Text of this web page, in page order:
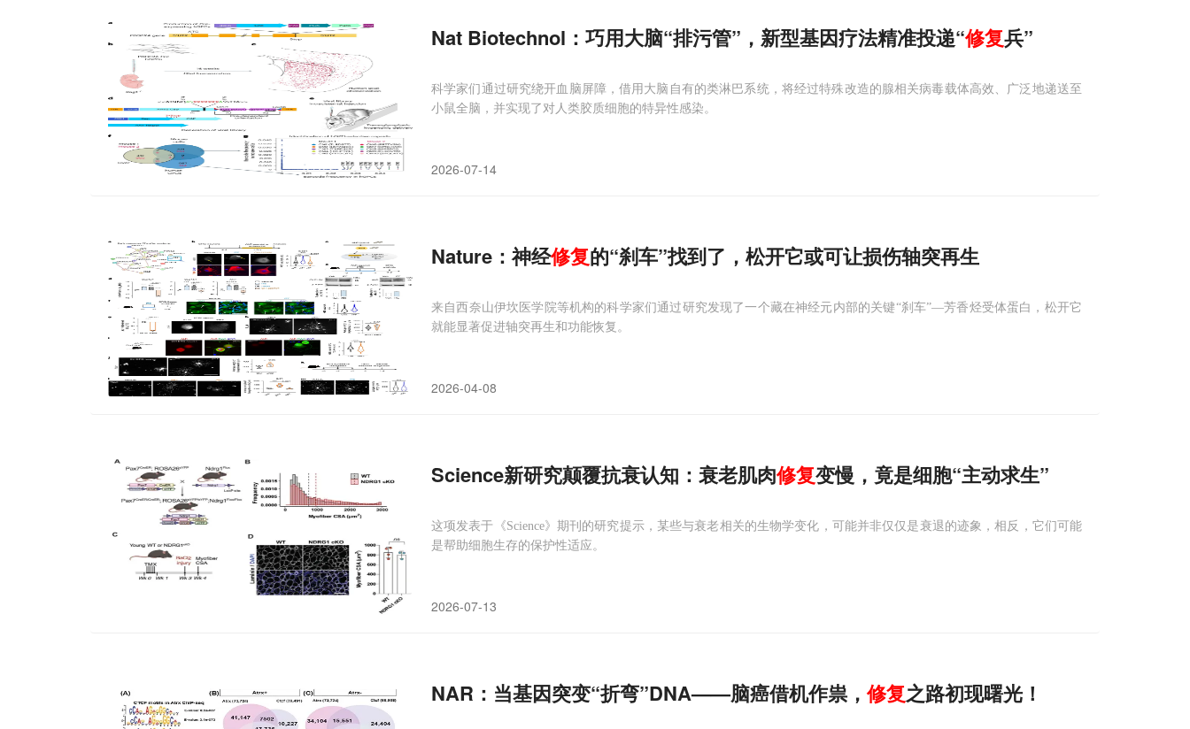
Nat Biotechnol：巧用大脑“排污管”，新型基因疗法精准投递“修复兵”
科学家们通过研究绕开血脑屏障，借用大脑自有的类淋巴系统，将经过特殊改造的腺相关病毒载体高效、广泛地递送至
小鼠全脑，并实现了对人类胶质细胞的特异性感染。
2026-07-14
Nature：神经修复的“刹车”找到了，松开它或可让损伤轴突再生
来自西奈山伊坎医学院等机构的科学家们通过研究发现了一个藏在神经元内部的关键“刹车”—芳香烃受体蛋白，松开它
就能显著促进轴突再生和功能恢复。
2026-04-08
Science新研究颠覆抗衰认知：衰老肌肉修复变慢，竟是细胞“主动求生”
这项发表于《Science》期刊的研究提示，某些与衰老相关的生物学变化，可能并非仅仅是衰退的迹象，相反，它们可能
是帮助细胞生存的保护性适应。
2026-07-13
NAR：当基因突变“折弯”DNA——脑癌借机作祟， 修复之路初现曙光！